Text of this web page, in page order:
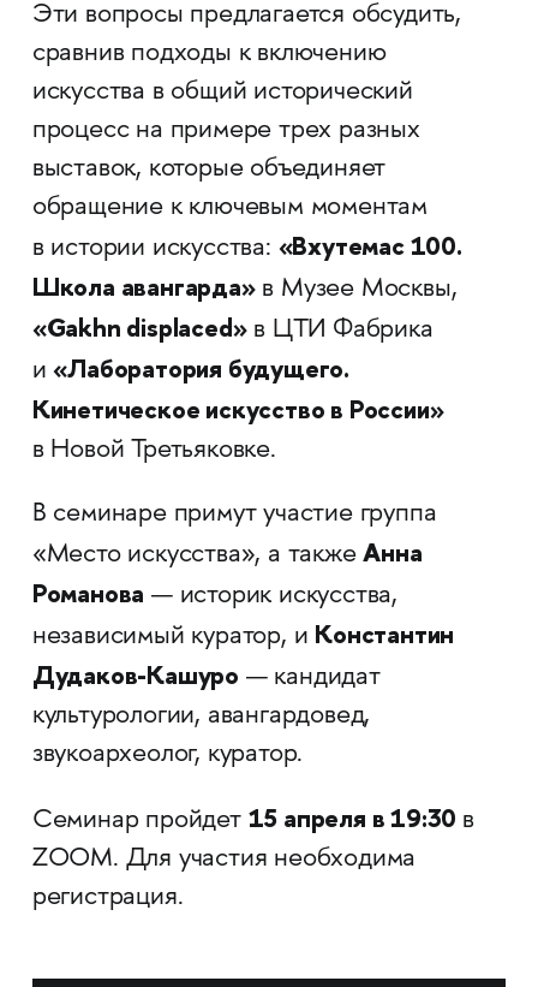
Эти вопросы предлагается обсудить,
сравнив подходы к включению
искусства в общий исторический
процесс на примере трех разных
выставок, которые объединяет
обращение к ключевым моментам
в истории искусства: «Вхутемас 100.
Школа авангарда»в Музее Москвы,
«Gakhn displaced»в ЦТИ Фабрика
и«Лаборатория будущего.
Кинетическое искусство в России»
в Новой Третьяковке.
В семинаре примут участие группа
«Место искусства», а такжеАнна
Романова — историк искусства,
независимый куратор, и Константин
Дудаков-Кашуро — кандидат
культурологии, авангардовед,
звукоархеолог, куратор.
Семинар пройдет 15 апреля в 19:30 в
ZOOM. Для участия необходима
регистрация.